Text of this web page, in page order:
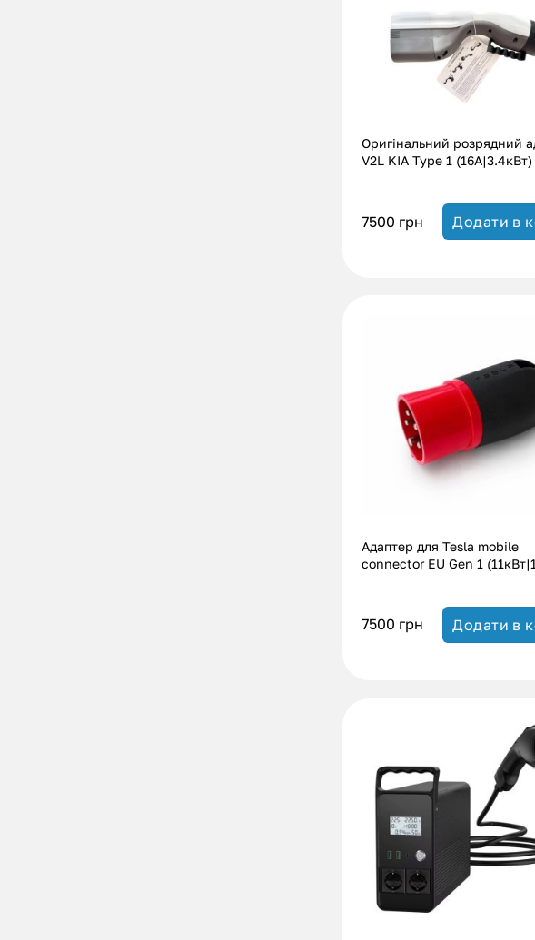
Оригінальний розрядний
V2L KIA Type 1 (16А|3.4кВт)
7500 грн Додати в
Адаптер для Tesla mobile
connector EU Gen 1
7500 грн Додати в